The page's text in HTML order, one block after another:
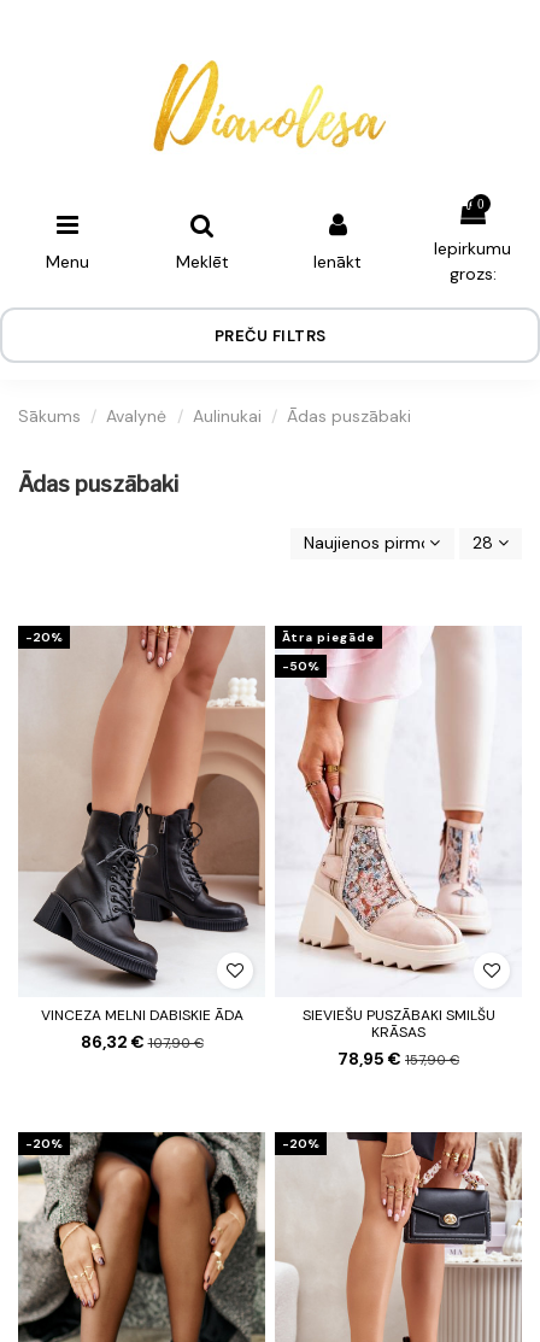
Menu Meklēt Ienākt
0
Iepirkumu
grozs:
PREČU FILTRS
Sākums Avalynė Aulinukai Ādas puszābaki
Ādas puszābaki
Naujienos pirmos 28
-20%
VINCEZA MELNI DABISKIE ĀDA
86,32 €107,90 €
Ātra piegāde
-50%
SIEVIEŠU PUSZĀBAKI SMILŠU
KRĀSAS
78,95 € 157,90 €
-20% -20%